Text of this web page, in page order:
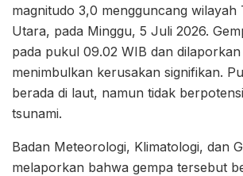
magnitudo 3,0 mengguncang wilayah
Utara, pada Minggu, 5 Juli 2026.
pada pukul 09.02 WIB dan
menimbulkan kerusakan signifikan.
berada di laut, namun tidak
tsunami.
Badan Meteorologi, Klimatologi, dan
melaporkan bahwa gempa tersebut